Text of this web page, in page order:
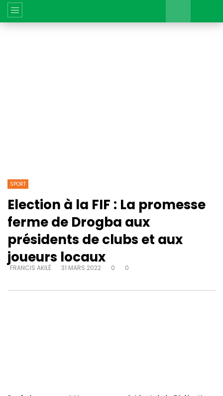
SPORT
Election à la FIF : La promesse
ferme de Drogba aux
présidents de clubs et aux
joueurs locaux
FRANCIS AKILÉ 31 MARS 2022 0 0